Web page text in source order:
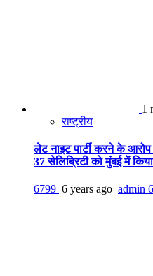
1
राष्ट्रीय
लेट नाइट पार्टी करने के
37 सेलिब्रिटी को मुंबई में किया
6799 6 years ago admin